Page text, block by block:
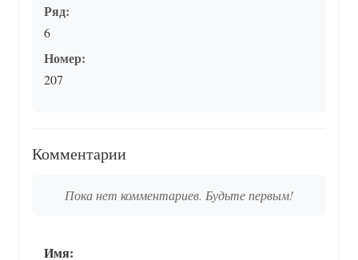
Ряд:
6
Номер:
207
Комментарии
Пока нет комментариев. Будьте первым!
Имя: